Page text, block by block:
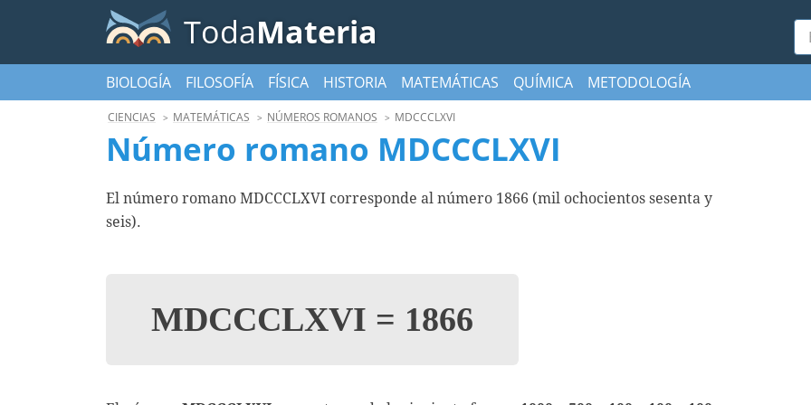
TodaMateria
BIOLOGÍA FILOSOFÍA FÍSICA HISTORIA MATEMÁTICAS QUÍMICA METODOLOGÍA
CIENCIAS MATEMÁTICAS NÚMEROS ROMANOS MDCCCLXVI
Número romano MDCCCLXVI
El número romano MDCCCLXVI corresponde al número 1866 (mil ochocientos sesenta y
seis).
MDCCCLXVI = 1866